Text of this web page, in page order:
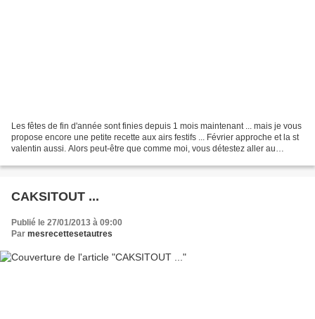
Les fêtes de fin d'année sont finies depuis 1 mois maintenant ... mais je vous
propose encore une petite recette aux airs festifs ... Février approche et la st
valentin aussi. Alors peut-être que comme moi, vous détestez aller au
CAKSITOUT ...
Publié le 27/01/2013 à 09:00
Par mesrecettesetautres